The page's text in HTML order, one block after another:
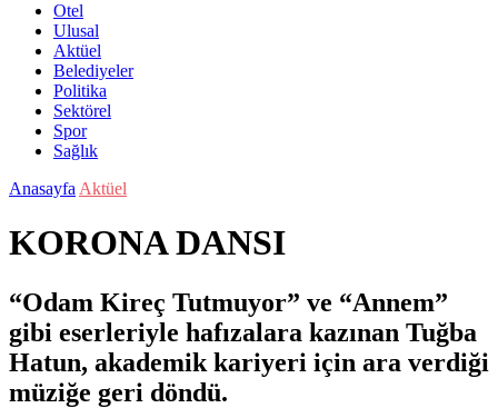
Otel
Ulusal
Aktüel
Belediyeler
Politika
Sektörel
Spor
Sağlık
Anasayfa Aktüel
KORONA DANSI
“Odam Kireç Tutmuyor” ve “Annem”
gibi eserleriyle hafızalara kazınan Tuğba
Hatun, akademik kariyeri için ara verdiği
müziğe geri döndü.